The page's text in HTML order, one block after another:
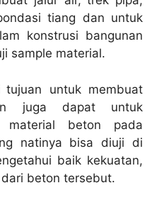
tiang dan untuk
konstrusi bangunan
sample material.
tujuan untuk membuat
juga dapat untuk
material beton pada
natinya bisa diuji di
baik kekuatan,
beton tersebut.